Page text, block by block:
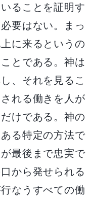
ることを証明す
要はない。まっ
に来るというの
とである。神は
、それを見るこ
れる働きを人が
けである。神の
る特定の方法で
最後まで忠実で
から発せられる
なうすべての働